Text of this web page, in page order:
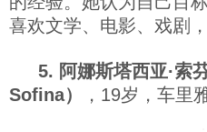
喜欢文学、电影、戏剧
5. 阿娜斯塔西亚·索
Sofina）
，19岁，车里